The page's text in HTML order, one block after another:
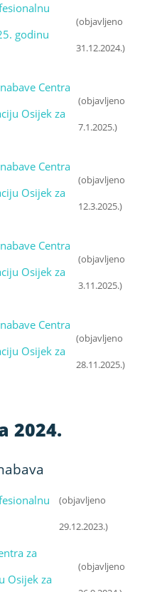
godinu
(objavljeno
31.12.2024.)
Centra
Osijek za
(objavljeno
7.1.2025.)
Centra
Osijek za
(objavljeno
12.3.2025.)
Centra
Osijek za
(objavljeno
3.11.2025.)
Centra
Osijek za
(objavljeno
28.11.2025.)
2024.
(objavljeno
29.12.2023.)
za
Osijek za
(objavljeno